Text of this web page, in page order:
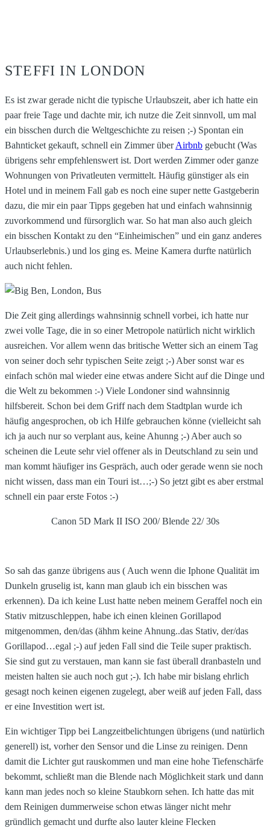
STEFFI IN LONDON
Es ist zwar gerade nicht die typische Urlaubszeit, aber ich hatte ein
paar freie Tage und dachte mir, ich nutze die Zeit sinnvoll, um mal
ein bisschen durch die Weltgeschichte zu reisen ;-) Spontan ein
Bahnticket gekauft, schnell ein Zimmer überAirbnb gebucht (Was
übrigens sehr empfehlenswert ist. Dort werden Zimmer oder ganze
Wohnungen von Privatleuten vermittelt. Häufig günstiger als ein
Hotel und in meinem Fall gab es noch eine super nette Gastgeberin
dazu, die mir ein paar Tipps gegeben hat und einfach wahnsinnig
zuvorkommend und fürsorglich war. So hat man also auch gleich
ein bisschen Kontakt zu den “Einheimischen” und ein ganz anderes
Urlaubserlebnis.) und los ging es. Meine Kamera durfte natürlich
auch nicht fehlen.
Die Zeit ging allerdings wahnsinnig schnell vorbei, ich hatte nur
zwei volle Tage, die in so einer Metropole natürlich nicht wirklich
ausreichen. Vor allem wenn das britische Wetter sich an einem Tag
von seiner doch sehr typischen Seite zeigt ;-) Aber sonst war es
einfach schön mal wieder eine etwas andere Sicht auf die Dinge und
die Welt zu bekommen :-) Viele Londoner sind wahnsinnig
hilfsbereit. Schon bei dem Griff nach dem Stadtplan wurde ich
häufig angesprochen, ob ich Hilfe gebrauchen könne (vielleicht sah
ich ja auch nur so verplant aus, keine Ahunng ;-) Aber auch so
scheinen die Leute sehr viel offener als in Deutschland zu sein und
man kommt häufiger ins Gespräch, auch oder gerade wenn sie noch
nicht wissen, dass man ein Touri ist…;-) So jetzt gibt es aber erstmal
schnell ein paar erste Fotos :-)
Canon 5D Mark II ISO 200/ Blende 22/ 30s
So sah das ganze übrigens aus ( Auch wenn die Iphone Qualität im
Dunkeln gruselig ist, kann man glaub ich ein bisschen was
erkennen). Da ich keine Lust hatte neben meinem Geraffel noch ein
Stativ mitzuschleppen, habe ich einen kleinen Gorillapod
mitgenommen, den/das (ähhm keine Ahnung..das Stativ, der/das
Gorillapod…egal ;-) auf jeden Fall sind die Teile super praktisch.
Sie sind gut zu verstauen, man kann sie fast überall dranbasteln und
meisten halten sie auch noch gut ;-). Ich habe mir bislang ehrlich
gesagt noch keinen eigenen zugelegt, aber weiß auf jeden Fall, dass
er eine Investition wert ist.
Ein wichtiger Tipp bei Langzeitbelichtungen übrigens (und natürlich
generell) ist, vorher den Sensor und die Linse zu reinigen. Denn
damit die Lichter gut rauskommen und man eine hohe Tiefenschärfe
bekommt, schließt man die Blende nach Möglichkeit stark und dann
kann man jedes noch so kleine Staubkorn sehen. Ich hatte das mit
dem Reinigen dummerweise schon etwas länger nicht mehr
gründlich gemacht und durfte also lauter kleine Flecken